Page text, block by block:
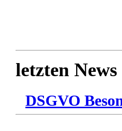
letzten News
DSGVO